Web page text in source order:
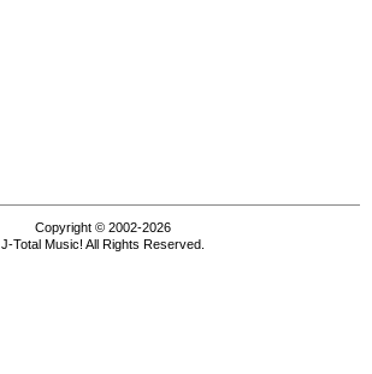
Copyright © 2002-2026
J-Total Music! All Rights Reserved.